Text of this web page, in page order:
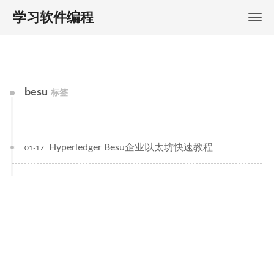
学习软件编程
besu 标签
Hyperledger Besu企业以太坊快速教程
01-17